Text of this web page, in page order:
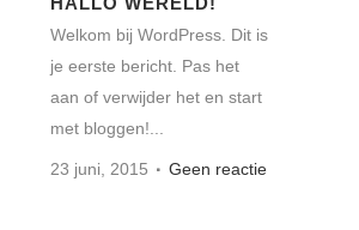
Welkom bij WordPress. Dit is
je eerste bericht. Pas het
aan of verwijder het en start
met bloggen!...
23 juni, 2015 Geen reactie